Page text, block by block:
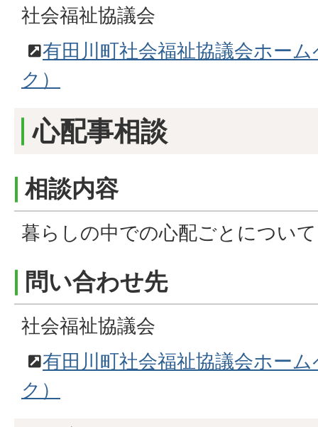
社会福祉協議会
有田川町社会福祉協議会ホー
ク）
心配事相談
相談内容
暮らしの中での心配ごとについて
問い合わせ先
社会福祉協議会
有田川町社会福祉協議会ホー
ク）